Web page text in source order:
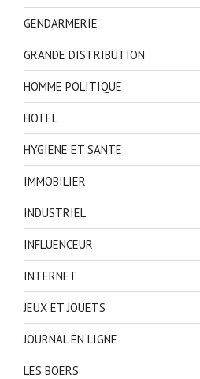
GENDARMERIE
GRANDE DISTRIBUTION
HOMME POLITIQUE
HOTEL
HYGIENE ET SANTE
IMMOBILIER
INDUSTRIEL
INFLUENCEUR
INTERNET
JEUX ET JOUETS
JOURNAL EN LIGNE
LES BOERS